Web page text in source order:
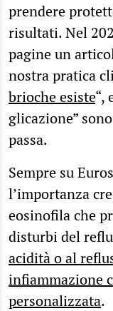
prendere
risultati. Nel
pagine un
nostra pratica
brioche esiste“,
glicazione”
passa.
Sempre su
l’importanza
eosinofila che
disturbi del
acidità o al
infiammazione
personalizzata.